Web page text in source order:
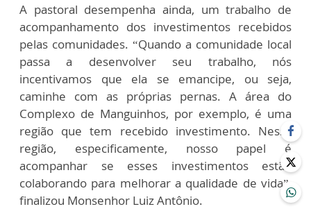
A pastoral desempenha ainda, um trabalho de
acompanhamento dos investimentos recebidos
pelas comunidades. “Quando a comunidade local
passa a desenvolver seu trabalho, nós
incentivamos que ela se emancipe, ou seja,
caminhe com as próprias pernas. A área do
Complexo de Manguinhos, por exemplo, é uma
região que tem recebido investimento. Nessa
região, especificamente, nosso papel é
acompanhar se esses investimentos estão
colaborando para melhorar a qualidade de vida”,
finalizou Monsenhor Luiz Antônio.